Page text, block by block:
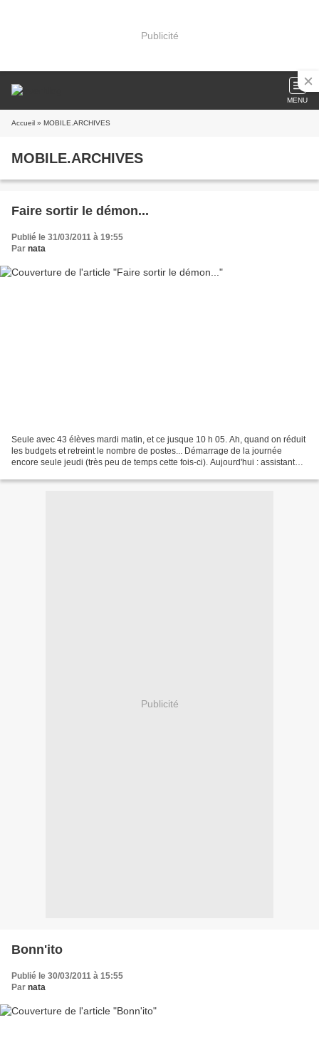
Publicité
MENU
Accueil » MOBILE.ARCHIVES
MOBILE.ARCHIVES
Faire sortir le démon...
Publié le 31/03/2011 à 19:55
Par nata
Seule avec 43 élèves mardi matin, et ce jusque 10 h 05. Ah, quand on réduit
les budgets et retreint le nombre de postes... Démarrage de la journée
encore seule jeudi (très peu de temps cette fois-ci). Aujourd'hui : assistante
Publicité
Bonn'ito
Publié le 30/03/2011 à 15:55
Par nata